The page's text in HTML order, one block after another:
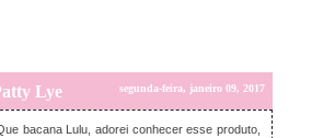
Lye segunda-feira, janeiro 09, 2017
bacana Lulu, adorei conhecer esse produto,